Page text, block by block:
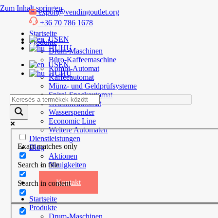
Zum Inhalt springenexport@vendingoutlet.org
+36 70 786 1678
EN
HU
EN
HU
Exact matches only
Search in title
Search in content
Startseite
Produkte
Drum-Maschinen
Büro-Kaffeemaschine
Kombi-Automat
Kaffeeautomat
Münz- und Geldprüfsysteme
Spiral-Snackautomat
Getränkeautomat
Wasserspender
Economic Line
Weitere Automaten
Dienstleistungen
Blog
Aktionen
Neuigkeiten
Informationen
Kontakt
Startseite
Produkte
Drum-Maschinen